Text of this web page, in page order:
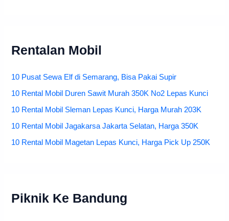
Rentalan Mobil
10 Pusat Sewa Elf di Semarang, Bisa Pakai Supir
10 Rental Mobil Duren Sawit Murah 350K No2 Lepas Kunci
10 Rental Mobil Sleman Lepas Kunci, Harga Murah 203K
10 Rental Mobil Jagakarsa Jakarta Selatan, Harga 350K
10 Rental Mobil Magetan Lepas Kunci, Harga Pick Up 250K
Piknik Ke Bandung